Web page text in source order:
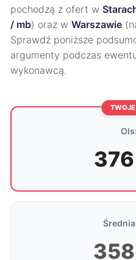
pochodzą z ofert w
/ mb) oraz w Warszawie
Sprawdź poniższe
argumenty podczas
wykonawcą.
376
358